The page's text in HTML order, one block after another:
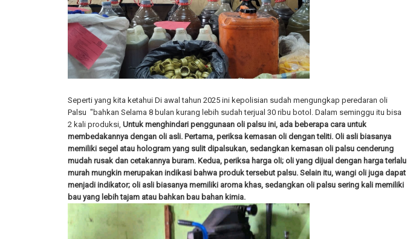
Seperti yang kita ketahui Di awal tahun 2025 ini kepolisian sudah mengungkap peredaran oli
Palsu "bahkan Selama 8 bulan kurang lebih sudah terjual 30 ribu botol. Dalam seminggu itu bisa
2 kali produksi, Untuk menghindari penggunaan oli palsu ini, ada beberapa cara untuk
membedakannya dengan oli asli. Pertama, periksa kemasan oli dengan teliti. Oli asli biasanya
memiliki segel atau hologram yang sulit dipalsukan, sedangkan kemasan oli palsu cenderung
mudah rusak dan cetakannya buram. Kedua, periksa harga oli; oli yang dijual dengan harga terlalu
murah mungkin merupakan indikasi bahwa produk tersebut palsu. Selain itu, wangi oli juga dapat
menjadi indikator; oli asli biasanya memiliki aroma khas, sedangkan oli palsu sering kali memiliki
bau yang lebih tajam atau bahkan bau bahan kimia.